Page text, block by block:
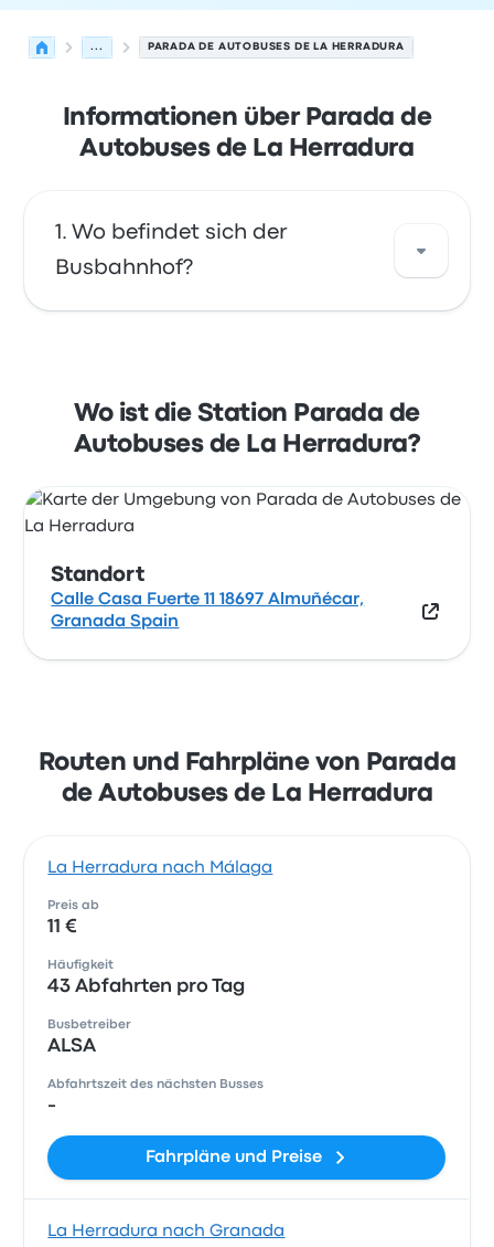
... PARADA DE AUTOBUSES DE LA HERRADURA
Informationen über Parada de
Autobuses de La Herradura
Wo befindet sich der
Busbahnhof?
Almuñécar, Granada Spain. Sehen Sie sich
den Standort dieser Bushaltestelle in La
Herradura auf einer Karte an.
Wo ist die Station Parada de
Autobuses de La Herradura?
Standort
Calle Casa Fuerte 11 18697 Almuñécar,
Granada Spain
Routen und Fahrpläne von Parada
de Autobuses de La Herradura
La Herradura nach Málaga
Preis ab
11 €
Häufigkeit
43 Abfahrten pro Tag
Busbetreiber
ALSA
Abfahrtszeit des nächsten Busses
-
Fahrpläne und Preise
La Herradura nach Granada